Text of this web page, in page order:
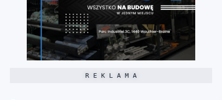
R E K L A M A